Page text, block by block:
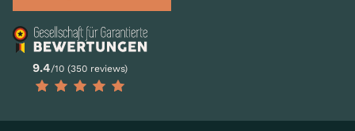
9.4/10 (350 reviews)